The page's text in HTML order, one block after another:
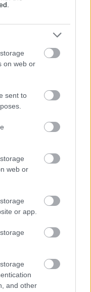
on web or
sent to
web or
or app.
and other
170 δολαρίων.
είναι
στα
όπως η
2025 τα έσοδα
δολάρια,
την αντίστοιχη
ξόδεψε
αποθέματα ύψους
η Mary Daly,
των ΗΠΑ
«Ακόμα και αν
δεν μας αφήνει